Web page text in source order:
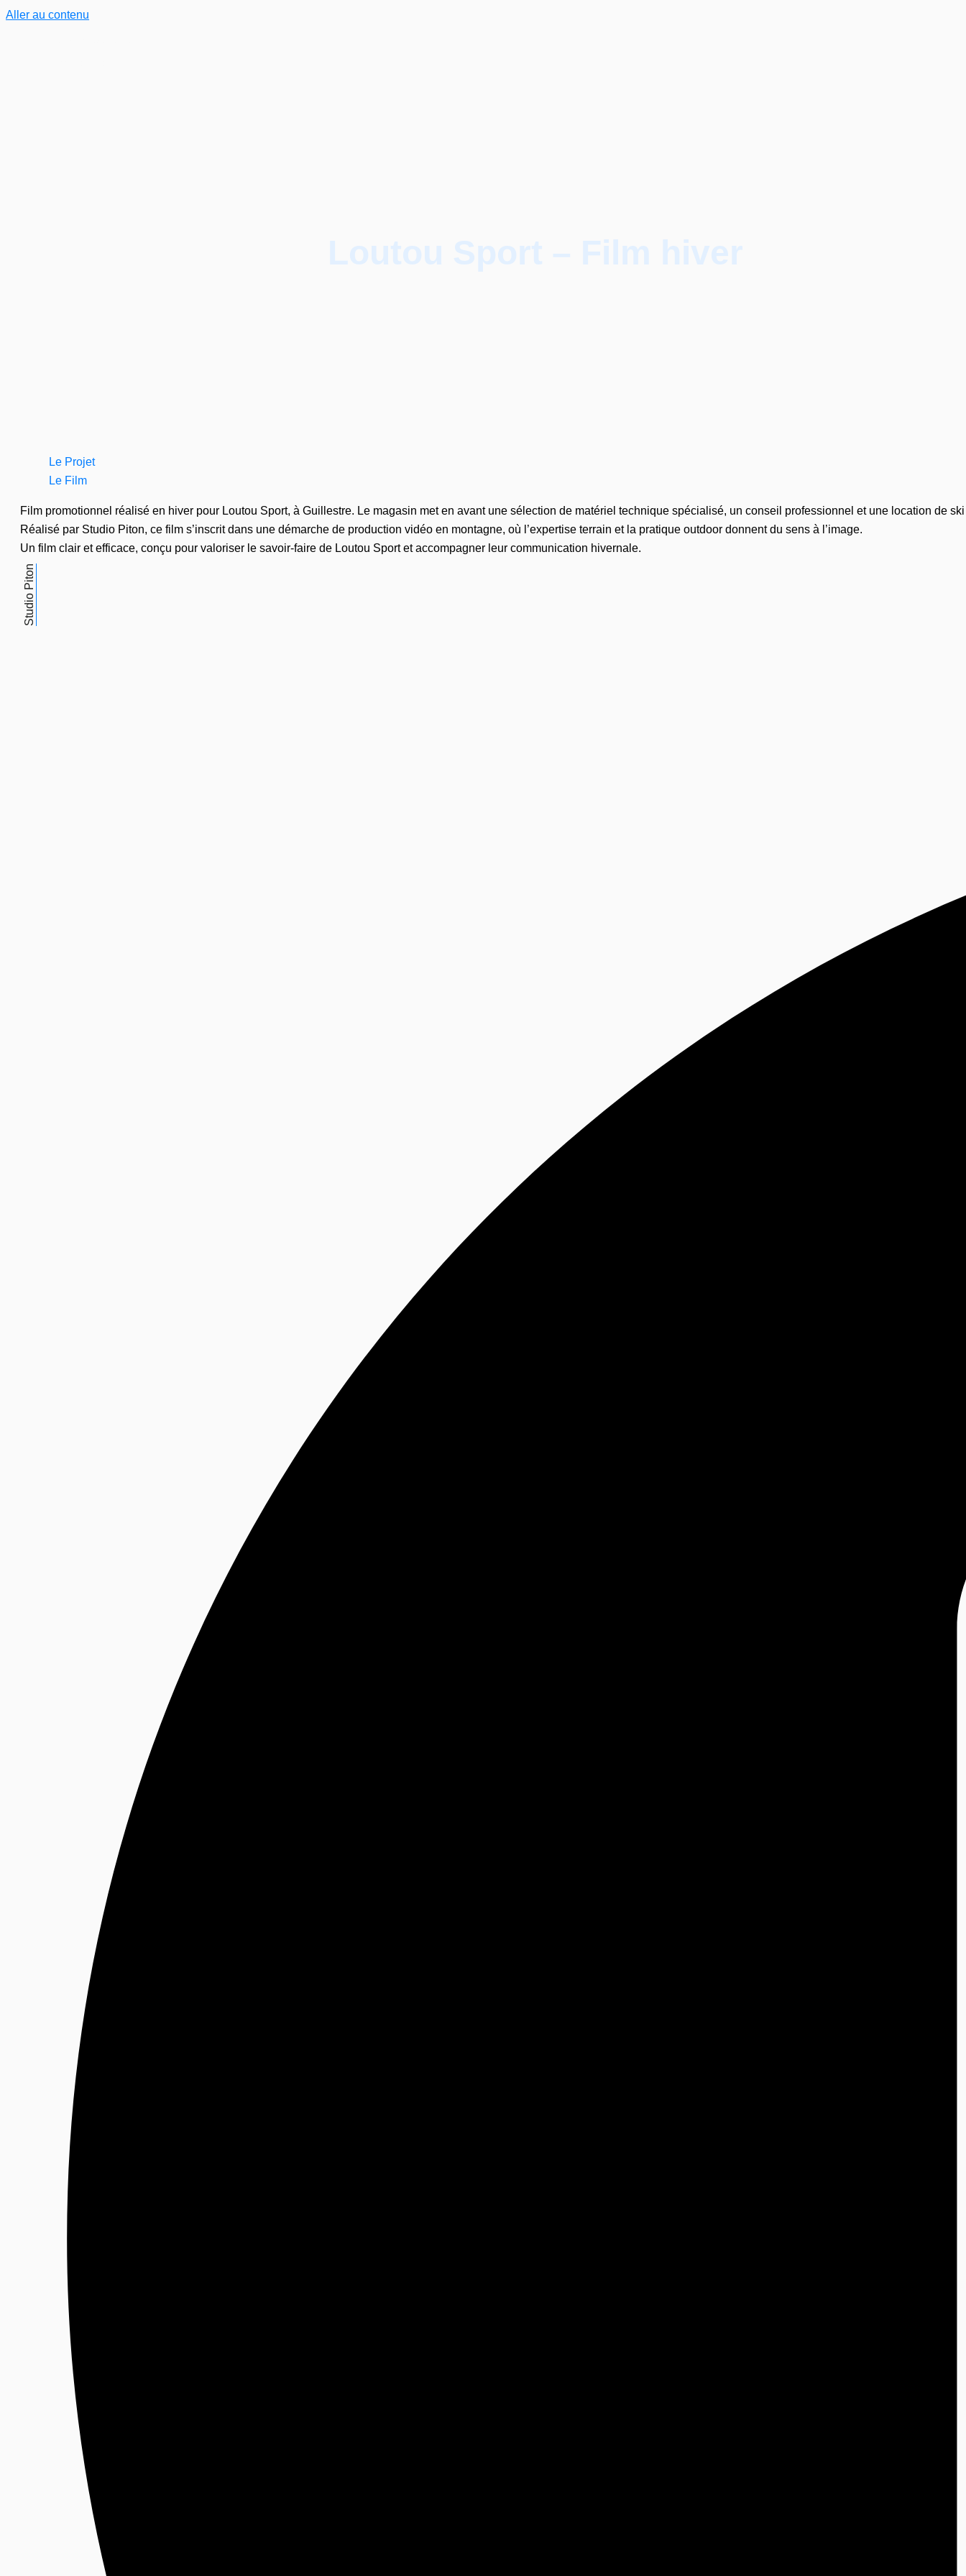
Aller au contenu
Le Projet
Le Film
Film promotionnel réalisé en hiver pour Loutou Sport, à Guillestre. Le magasin met en avant une sélection de matériel technique spécialisé, un conseil professionnel et une location de
Réalisé par Studio Piton, ce film s’inscrit dans une démarche de production vidéo en montagne, où l’expertise terrain et la pratique outdoor donnent du sens à l’image.
Un film clair et efficace, conçu pour valoriser le savoir-faire de Loutou Sport et accompagner leur communication hivernale.
Studio Piton